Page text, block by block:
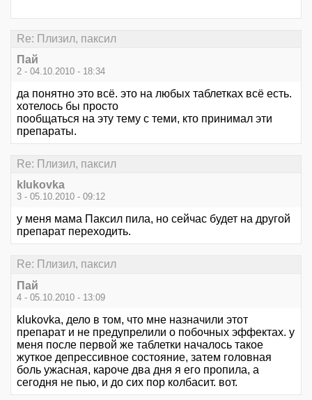
Re: Плизил, паксил
Пай
2 - 04.10.2010 - 18:34
да понятно это всё. это на любых таблетках всё есть.
хотелось бы просто
пообщаться на эту тему с теми, кто принимал эти
препараты.
Re: Плизил, паксил
klukovka
3 - 05.10.2010 - 09:12
у меня мама Паксил пила, но сейчас будет на другой
препарат переходить.
Re: Плизил, паксил
Пай
4 - 05.10.2010 - 13:09
klukovka, дело в том, что мне назначили этот
препарат и не предупрелили о побочных эффектах. у
меня после первой же таблетки началось такое
жуткое депрессивное состояние, затем головная
боль ужасная, кароче два дня я его пропила, а
сегодня не пью, и до сих пор колбасит. вот.